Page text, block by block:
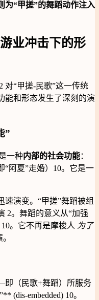
为“甲搓”的舞蹈动作注入
业冲击下的形
对“甲搓-民歌”这一传统
能和形态发生了深刻的演
”
一种内部的社会功能：
阿夏”走婚）10。它是一
演变。“甲搓”舞蹈被组
2。舞蹈的意义从“加强
10。它不再是摩梭人 为了
（民歌+舞蹈）所服务
embedded) 10。